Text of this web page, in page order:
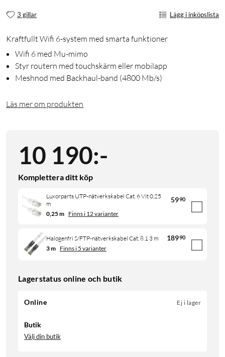
3 gillar Lägg i inköpslista
Kraftfullt Wifi 6-system med smarta funktioner
Wifi 6 med Mu-mimo
Styr routern med touchskärm eller mobilapp
Meshnod med Backhaul-band (4800 Mb/s)
Läs mer om produkten
10 190:-
Komplettera ditt köp
Luxorparts UTP-nätverkskabel Cat. 6 Vit 0,25
m
5990
0,25 m Finns i 12 varianter
Halogenfri S/FTP-nätverkskabel Cat. 8.1 3 m 18990
3 m Finns i 5 varianter
Lagerstatus online och butik
Online Ej i lager
Butik
Välj din butik